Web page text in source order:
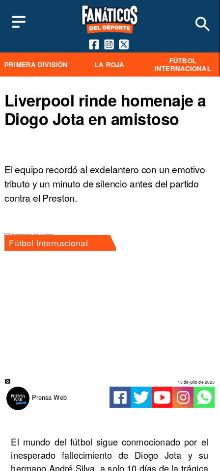
PRIMERA DIVISIÓN LA ROJA
FÚTBOL
INTERNACIONAL
Liverpool rinde homenaje a
Diogo Jota en amistoso
El equipo recordó al exdelantero con un emotivo
tributo y un minuto de silencio antes del partido
contra el Preston.
Fútbol Internacional
Prensa Web
13 de julio de 2025
El mundo del fútbol sigue conmocionado por el
inesperado fallecimiento de Diogo Jota y su
hermano André Silva, a solo 10 días de la trágica